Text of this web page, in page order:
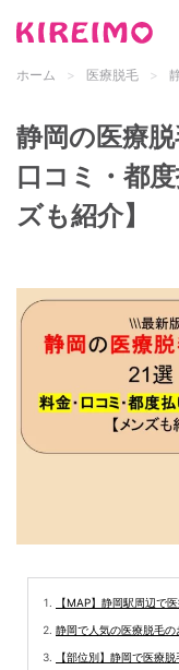
脱毛サロン
医療脱毛
都道府県 検索
メンズ脱毛
ホーム 医療脱毛
静岡の医療
口コミ・都
ズも紹介】
【MAP】静岡駅周辺で
静岡で人気の医療脱毛
【部位別】静岡で医療